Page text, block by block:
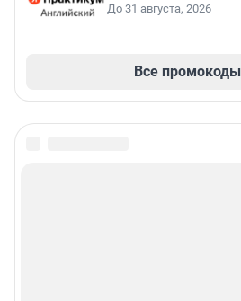
До 31 августа, 2026
Все промокоды